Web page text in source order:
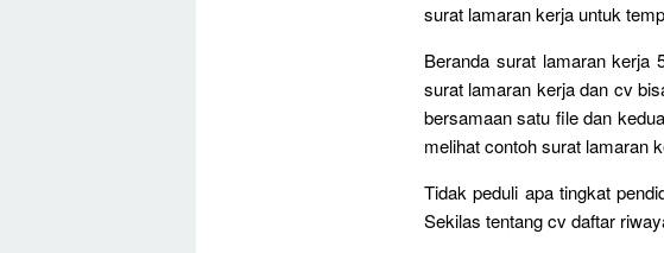
surat lamaran kerja untuk
Beranda surat lamaran kerja
surat lamaran kerja dan cv
bersamaan satu file dan
melihat contoh surat lamaran
Tidak peduli apa tingkat
Sekilas tentang cv daftar